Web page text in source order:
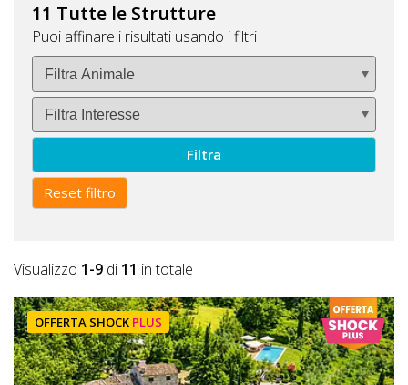
CODICE
SCONTO
Video
Tutorial
Lavora
con
Attività
11 Tutte le Strutture
Puoi affinare i risultati usando i filtri
Filtra
Reset filtro
Visualizzo 1-9 di 11 in totale
OFFERTA SHOCK PLUS